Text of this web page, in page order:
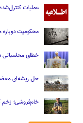
عملیات
محکومیت دوباره
خطای محاسباتی
حل ریشه‌ای معضل
خام‌فروشی؛ زخم